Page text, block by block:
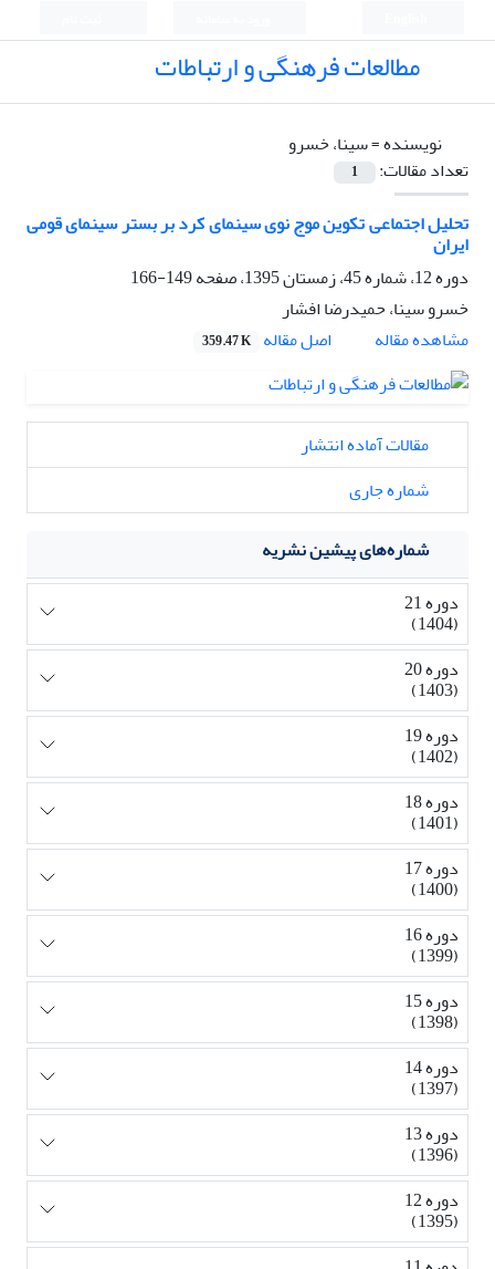
مطالعات فرهنگی و ارتباطات
نویسنده =سینا، خسرو
تعداد مقالات:
1
تحلیل اجتماعی تکوین موج نوی سینمای کرد بر بستر سینمای قومی
ایران
دوره 12، شماره 45، زمستان 1395، صفحه
149-166
خسرو سینا، حمیدرضا افشار
مشاهده مقاله
اصل مقاله 359.47 K
مقالات آماده انتشار
شماره جاری
شماره‌های پیشین نشریه
دوره 21
(1404)
دوره 20
(1403)
دوره 19
(1402)
دوره 18
(1401)
دوره 17
(1400)
دوره 16
(1399)
دوره 15
(1398)
دوره 14
(1397)
دوره 13
(1396)
دوره 12
(1395)